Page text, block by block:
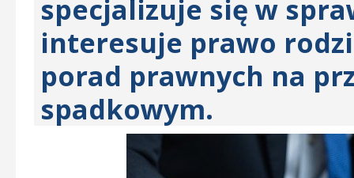
specjalizuje się w
interesuje prawo
porad prawnych na
spadkowym.